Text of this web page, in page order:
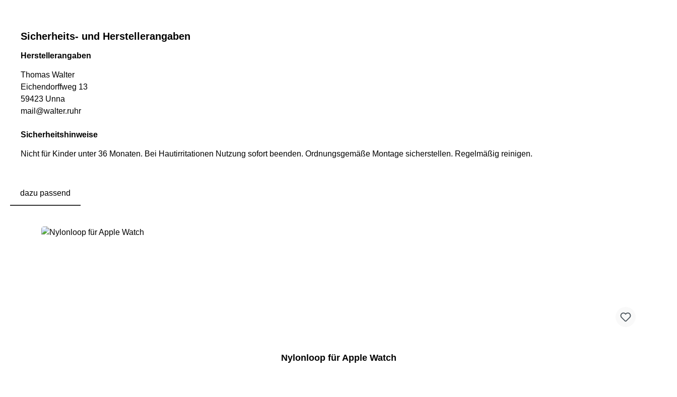
Sicherheits- und Herstellerangaben
Herstellerangaben
Thomas Walter
Eichendorffweg 13
59423 Unna
mail@walter.ruhr
Sicherheitshinweise
Nicht für Kinder unter 36 Monaten. Bei Hautirritationen Nutzung sofort beenden. Ordnungsgemäße Montage sicherstellen. Regelmäßig reinigen.
dazu passend
Nylonloop für Apple Watch